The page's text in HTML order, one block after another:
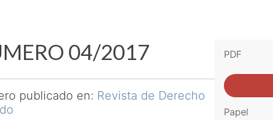
04/2017
publicado en: Revista de Derecho
PDF
Papel